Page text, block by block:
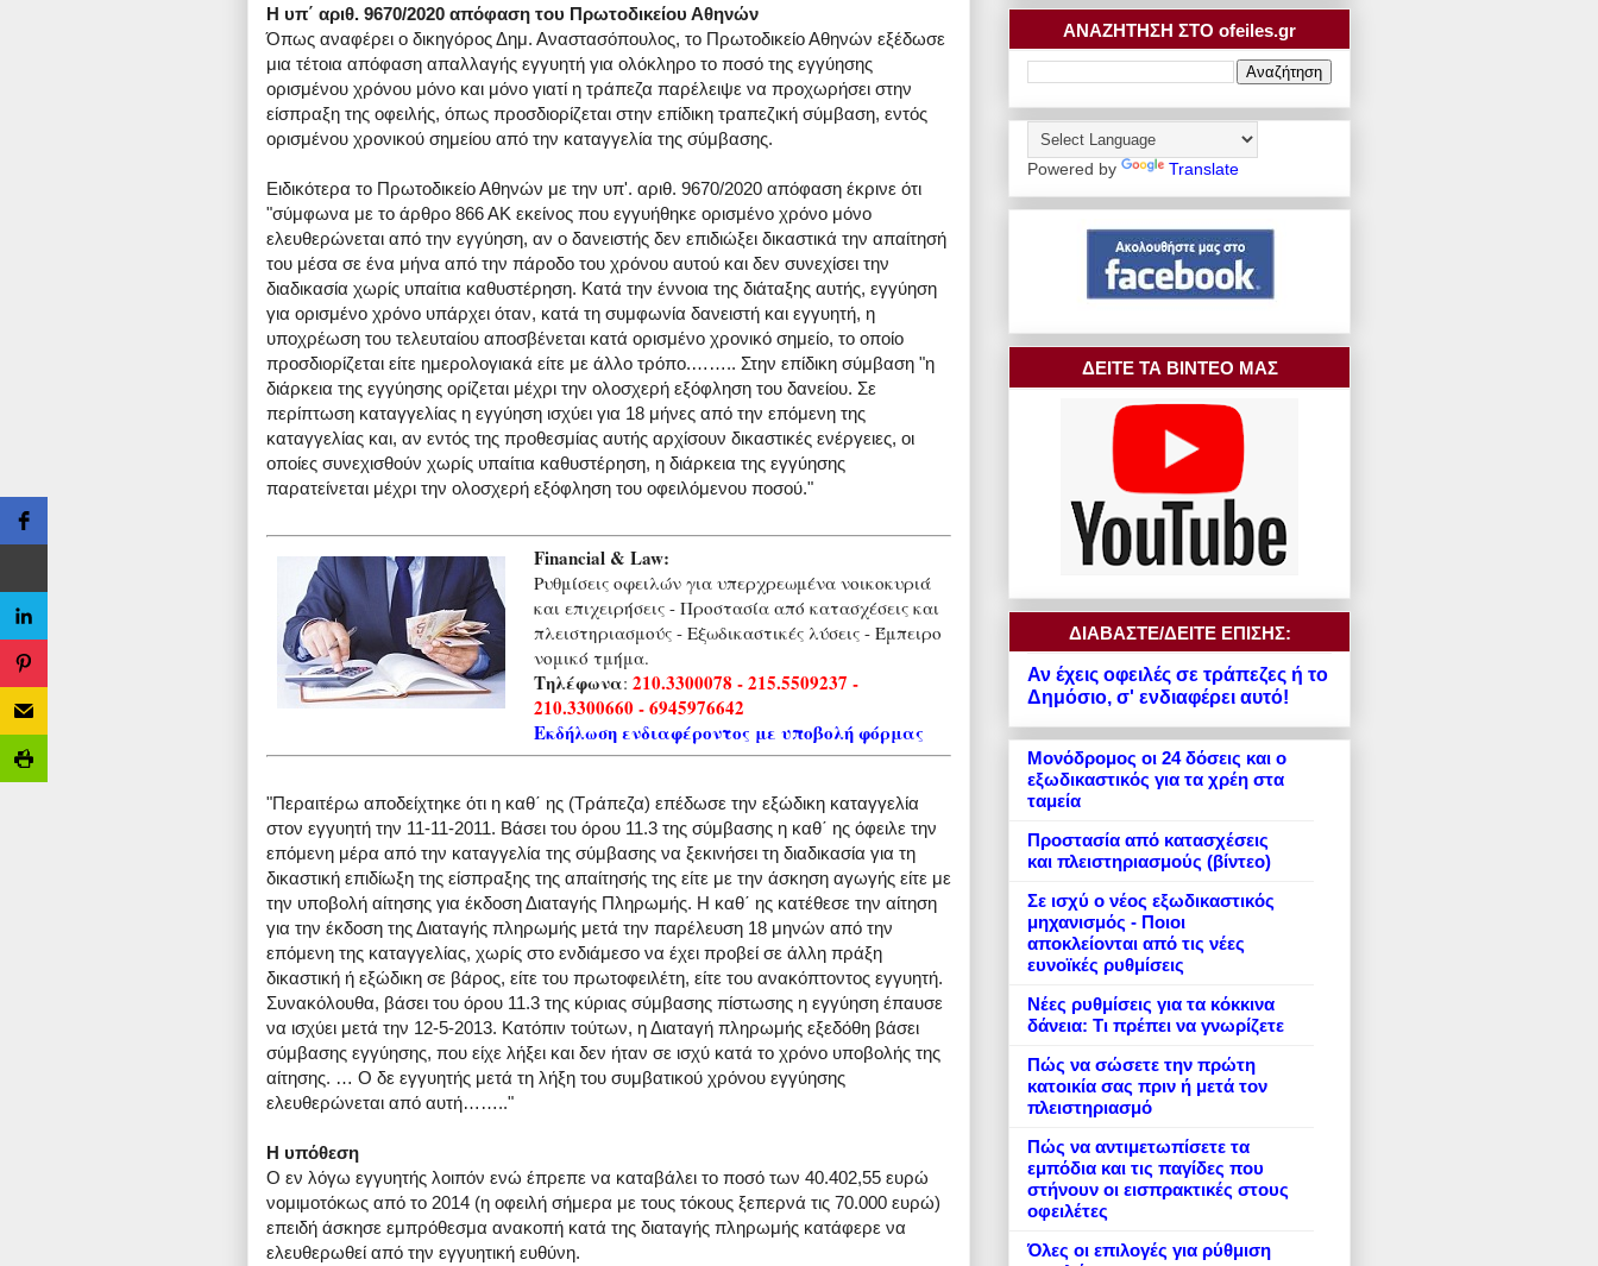
Η υπ΄ αριθ. 9670/2020 απόφαση του Πρωτοδικείου Αθηνών
Όπως αναφέρει ο δικηγόρος Δημ. Αναστασόπουλος, το Πρωτοδικείο Αθηνών εξέδωσε
μια τέτοια απόφαση απαλλαγής εγγυητή για ολόκληρο το ποσό της εγγύησης
ορισμένου χρόνου μόνο και μόνο γιατί η τράπεζα παρέλειψε να προχωρήσει στην
είσπραξη της οφειλής, όπως προσδιορίζεται στην επίδικη τραπεζική σύμβαση, εντός
ορισμένου χρονικού σημείου από την καταγγελία της σύμβασης.
Ειδικότερα το Πρωτοδικείο Αθηνών με την υπ'. αριθ. 9670/2020 απόφαση έκρινε ότι
"σύμφωνα με το άρθρο 866 ΑΚ εκείνος που εγγυήθηκε ορισμένο χρόνο μόνο
ελευθερώνεται από την εγγύηση, αν ο δανειστής δεν επιδιώξει δικαστικά την απαίτησή
του μέσα σε ένα μήνα από την πάροδο του χρόνου αυτού και δεν συνεχίσει την
διαδικασία χωρίς υπαίτια καθυστέρηση. Κατά την έννοια της διάταξης αυτής, εγγύηση
για ορισμένο χρόνο υπάρχει όταν, κατά τη συμφωνία δανειστή και εγγυητή, η
υποχρέωση του τελευταίου αποσβένεται κατά ορισμένο χρονικό σημείο, το οποίο
προσδιορίζεται είτε ημερολογιακά είτε με άλλο τρόπο.…….. Στην επίδικη σύμβαση "η
διάρκεια της εγγύησης ορίζεται μέχρι την ολοσχερή εξόφληση του δανείου. Σε
περίπτωση καταγγελίας η εγγύηση ισχύει για 18 μήνες από την επόμενη της
καταγγελίας και, αν εντός της προθεσμίας αυτής αρχίσουν δικαστικές ενέργειες, οι
οποίες συνεχισθούν χωρίς υπαίτια καθυστέρηση, η διάρκεια της εγγύησης
παρατείνεται μέχρι την ολοσχερή εξόφληση του οφειλόμενου ποσού."
Financial & Law:
Ρυθμίσεις οφειλών για υπερχρεωμένα νοικοκυριά
και επιχειρήσεις - Προστασία από κατασχέσεις και
πλειστηριασμούς - Εξωδικαστικές λύσεις - Έμπειρο
νομικό τμήμα.
Τηλέφωνα: 210.3300078 - 215.5509237 -
210.3300660 - 6945976642
Εκδήλωση ενδιαφέροντος με υποβολή φόρμας
"Περαιτέρω αποδείχτηκε ότι η καθ΄ ης (Τράπεζα) επέδωσε την εξώδικη καταγγελία
στον εγγυητή την 11-11-2011. Βάσει του όρου 11.3 της σύμβασης η καθ΄ ης όφειλε την
επόμενη μέρα από την καταγγελία της σύμβασης να ξεκινήσει τη διαδικασία για τη
δικαστική επιδίωξη της είσπραξης της απαίτησής της είτε με την άσκηση αγωγής είτε με
την υποβολή αίτησης για έκδοση Διαταγής Πληρωμής. Η καθ΄ ης κατέθεσε την αίτηση
για την έκδοση της Διαταγής πληρωμής μετά την παρέλευση 18 μηνών από την
επόμενη της καταγγελίας, χωρίς στο ενδιάμεσο να έχει προβεί σε άλλη πράξη
δικαστική ή εξώδικη σε βάρος, είτε του πρωτοφειλέτη, είτε του ανακόπτοντος εγγυητή.
Συνακόλουθα, βάσει του όρου 11.3 της κύριας σύμβασης πίστωσης η εγγύηση έπαυσε
να ισχύει μετά την 12-5-2013. Κατόπιν τούτων, η Διαταγή πληρωμής εξεδόθη βάσει
σύμβασης εγγύησης, που είχε λήξει και δεν ήταν σε ισχύ κατά το χρόνο υποβολής της
αίτησης. … Ο δε εγγυητής μετά τη λήξη του συμβατικού χρόνου εγγύησης
ελευθερώνεται από αυτή…….."
Η υπόθεση
Ο εν λόγω εγγυητής λοιπόν ενώ έπρεπε να καταβάλει το ποσό των 40.402,55 ευρώ
νομιμοτόκως από το 2014 (η οφειλή σήμερα με τους τόκους ξεπερνά τις 70.000 ευρώ)
επειδή άσκησε εμπρόθεσμα ανακοπή κατά της διαταγής πληρωμής κατάφερε να
ελευθερωθεί από την εγγυητική ευθύνη.
ΑΝΑΖΗΤΗΣΗ ΣΤΟ ofeiles.gr
Powered by Translate
ΔΕΙΤΕ ΤΑ ΒΙΝΤΕΟ ΜΑΣ
ΔΙΑΒΑΣΤΕ/ΔΕΙΤΕ ΕΠΙΣΗΣ:
Αν έχεις οφειλές σε τράπεζες ή το
Δημόσιο, σ' ενδιαφέρει αυτό!
Μονόδρομος οι 24 δόσεις και ο
εξωδικαστικός για τα χρέη στα
ταμεία
Προστασία από κατασχέσεις
και πλειστηριασμούς (βίντεο)
Σε ισχύ ο νέος εξωδικαστικός
μηχανισμός - Ποιοι
αποκλείονται από τις νέες
ευνοϊκές ρυθμίσεις
Νέες ρυθμίσεις για τα κόκκινα
δάνεια: Τι πρέπει να γνωρίζετε
Πώς να σώσετε την πρώτη
κατοικία σας πριν ή μετά τον
πλειστηριασμό
Πώς να αντιμετωπίσετε τα
εμπόδια και τις παγίδες που
στήνουν οι εισπρακτικές στους
οφειλέτες
Όλες οι επιλογές για ρύθμιση